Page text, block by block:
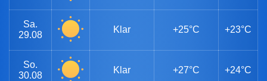
Sa.
29.08
Klar +25°C +23°C
So.
30.08
Klar +27°C +24°C